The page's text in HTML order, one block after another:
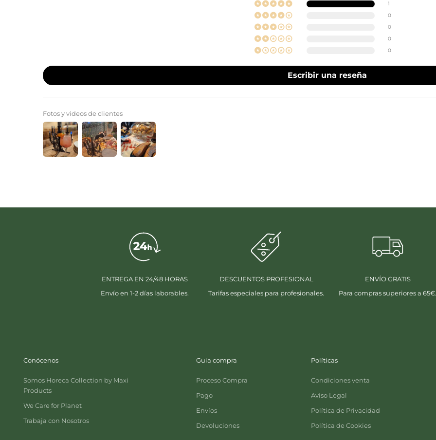
1
0
0
0
0
Escribir una reseña
Fotos y videos de clientes
ENTREGA EN 24/48 HORAS
Envío en 1-2 días laborables.
DESCUENTOS PROFESIONAL
Tarifas especiales para profesionales.
ENVÍO GRATIS
Para compras superiores a
Conócenos
Somos Horeca Collection by Maxi
Products
We Care for Planet
Trabaja con Nosotros
Guia compra
Proceso Compra
Pago
Envíos
Devoluciones
Políticas
Condiciones venta
Aviso Legal
Política de Privacidad
Política de Cookies